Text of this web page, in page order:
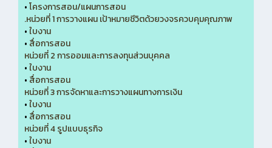
•โครงการสอน/แผนการสอน
.หน่วยที่ 1 การวางแผน เป้าหมายชีวิตด้วยวงจรควบคุมคุณภาพ
•ใบงาน
• สื่อการสอน
หน่วยที่ 2 การออมและการลงทุนส่วนบุคคล
•ใบงาน
• สื่อการสอน
หน่วยที่ 3 การจัดหาและการวางแผนทางการเงิน
•ใบงาน
• สื่อการสอน
หน่วยที่ 4 รูปแบบธุรกิจ
•ใบงาน